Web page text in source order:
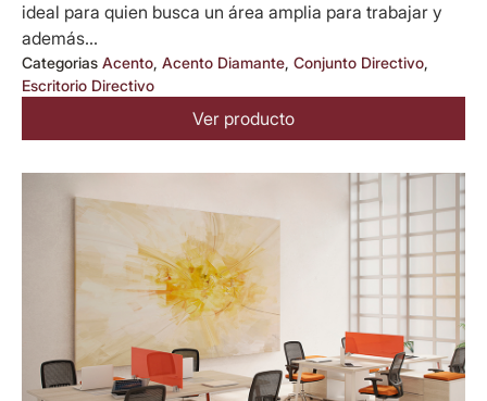
ideal para quien busca un área amplia para trabajar y
además...
Categorias Acento, Acento Diamante, Conjunto Directivo,
Escritorio Directivo
Ver producto